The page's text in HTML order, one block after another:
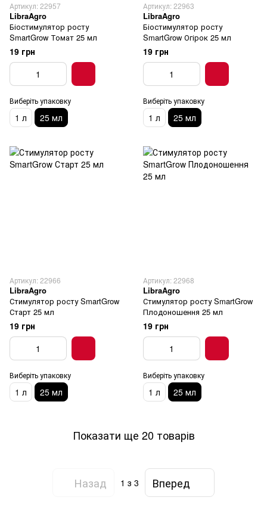
Артикул: 22957
LibraAgro
Біостимулятор росту
SmartGrow Томат 25 мл
19 грн
Виберіть упаковку
1 л 25 мл
Артикул: 22963
LibraAgro
Біостимулятор росту
SmartGrow Огірок 25 мл
19 грн
Виберіть упаковку
1 л 25 мл
Артикул: 22966
LibraAgro
Стимулятор росту SmartGrow
Старт 25 мл
19 грн
Виберіть упаковку
1 л 25 мл
Артикул: 22968
LibraAgro
Стимулятор росту SmartGrow
Плодоношення 25 мл
19 грн
Виберіть упаковку
1 л 25 мл
Показати ще 20 товарів
Назад 1 з 3 Вперед